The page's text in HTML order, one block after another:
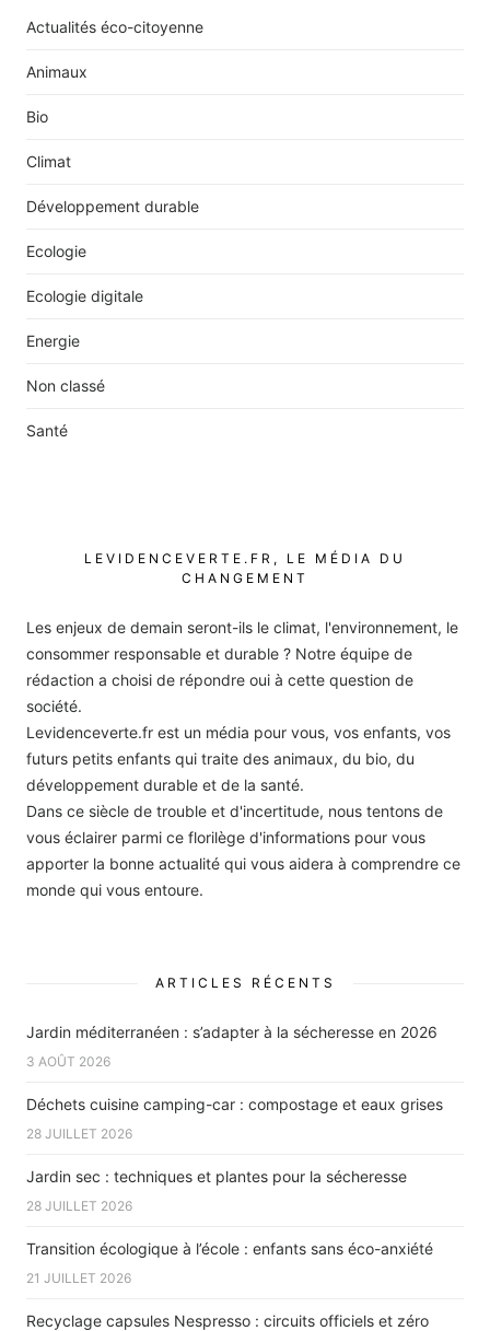
Actualités éco-citoyenne
Animaux
Bio
Climat
Développement durable
Ecologie
Ecologie digitale
Energie
Non classé
Santé
LEVIDENCEVERTE.FR, LE MÉDIA DU
CHANGEMENT
Les enjeux de demain seront-ils le climat, l'environnement, le
consommer responsable et durable ? Notre équipe de
rédaction a choisi de répondre oui à cette question de
société.
Levidenceverte.fr est un média pour vous, vos enfants, vos
futurs petits enfants qui traite des animaux, du bio, du
développement durable et de la santé.
Dans ce siècle de trouble et d'incertitude, nous tentons de
vous éclairer parmi ce florilège d'informations pour vous
apporter la bonne actualité qui vous aidera à comprendre ce
monde qui vous entoure.
ARTICLES RÉCENTS
Jardin méditerranéen : s’adapter à la sécheresse en 2026
3 AOÛT 2026
Déchets cuisine camping-car : compostage et eaux grises
28 JUILLET 2026
Jardin sec : techniques et plantes pour la sécheresse
28 JUILLET 2026
Transition écologique à l’école : enfants sans éco-anxiété
21 JUILLET 2026
Recyclage capsules Nespresso : circuits officiels et zéro